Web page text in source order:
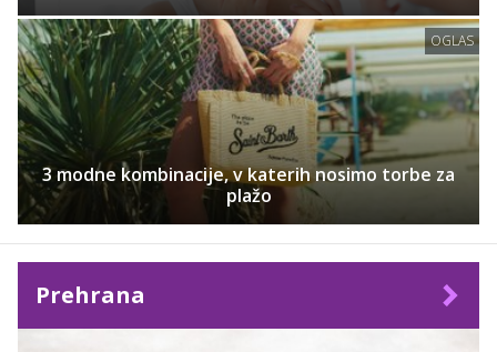
OGLAS
3 modne kombinacije, v katerih nosimo torbe za
plažo
Prehrana